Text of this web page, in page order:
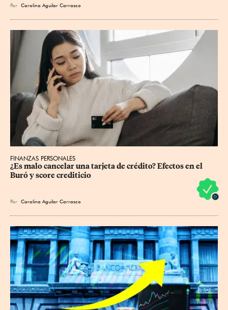
Por Carolina Aguilar Carrasco
FINANZAS PERSONALES
¿Es malo cancelar una tarjeta de crédito? Efectos en el
Buró y score crediticio
Por Carolina Aguilar Carrasco